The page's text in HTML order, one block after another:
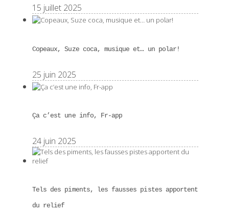
15 juillet 2025
Copeaux, Suze coca, musique et… un polar!
25 juin 2025
Ça c’est une info, Fr-app
24 juin 2025
Tels des piments, les fausses pistes apportent
du relief